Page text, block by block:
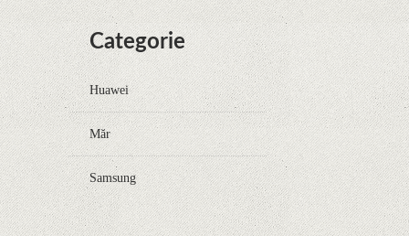
Categorie
Huawei
Măr
Samsung